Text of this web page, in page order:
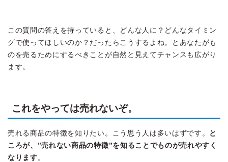
この質問の答えを持っていると、どんな人に？どんなタイミン
グで使ってほしいのか？だったらこうするよね。とあなたがも
のを売るためにするべきことが自然と見えてチャンスも広がり
ます。
これをやっては売れないぞ。
売れる商品の特徴を知りたい。こう思う人は多いはずです。
と
ころが、”売れない商品の特徴”を知ることでものが売れやすく
なります 。